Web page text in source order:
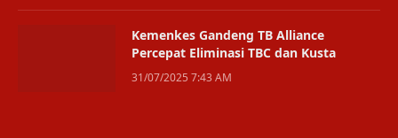
Kemenkes Gandeng TB Alliance
Percepat Eliminasi TBC dan Kusta
31/07/2025 7:43 AM